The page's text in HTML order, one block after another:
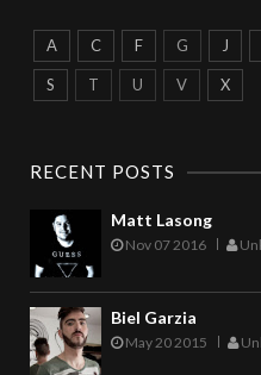
A C F G J
S T U V X
RECENT POSTS
Matt Lasong
Nov 07 2016
Biel Garzia
May 20 2015